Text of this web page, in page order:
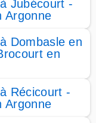
Jubécourt -
Argonne
Dombasle en
en
Récicourt -
Argonne